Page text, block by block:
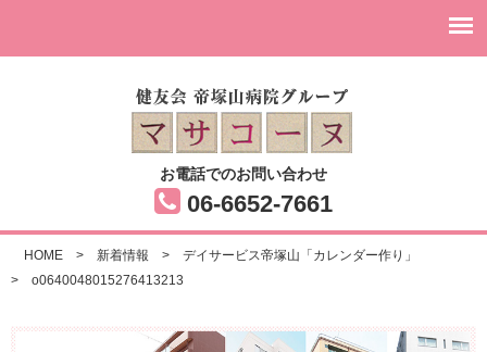
お電話でのお問い合わせ
06-6652-7661
HOME > 新着情報 >
デイサービス帝塚山「カレンダー作り」
>
o0640048015276413213